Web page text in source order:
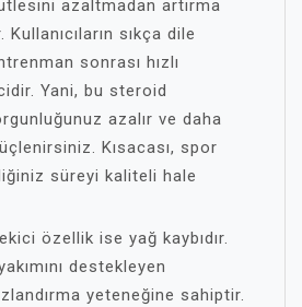
azaltmadan artırma
sıkça dile
sonrası hızlı
Yani, bu steroid
azalır ve daha
Kısacası, spor
süreyi kaliteli hale
özellik ise yağ kaybıdır.
destekleyen
yeteneğine sahiptir.